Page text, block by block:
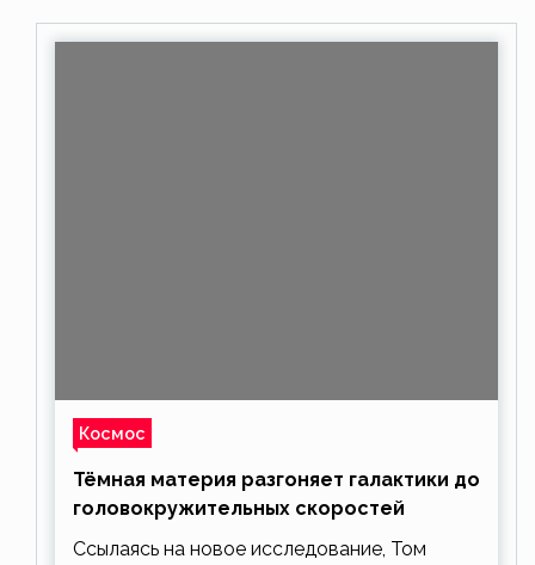
Космос
Тёмная материя разгоняет галактики до
головокружительных скоростей
Ссылаясь на новое исследование, Том